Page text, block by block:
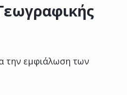
την εμφιάλωση των